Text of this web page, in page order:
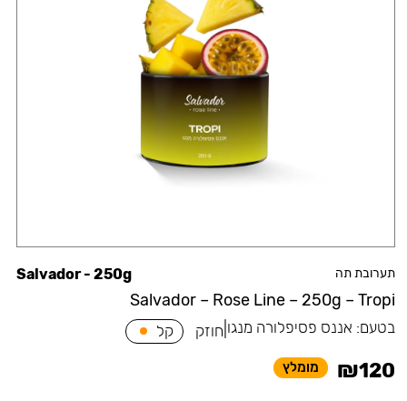
תערובת תה
Salvador – Rose Line – 250g – Tropi
Salvador - 250g
בטעם: אננס פסיפלורה מנגו חוזק קל
₪120 מומלץ